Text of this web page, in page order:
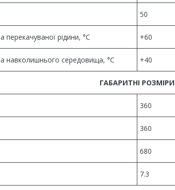
50
рідини, °C +60
навколишнього середовища, °C +40
ГАБАРИТНІ РОЗМІРИ
360
360
680
7.3